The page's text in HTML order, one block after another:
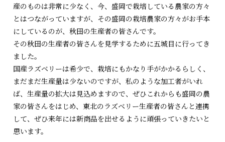
産のものは非常に少なく、今、盛岡で栽培している農家の方々
とはつながっていますが、その盛岡の栽培農家の方々がお手本
にしているのが、秋田の生産者の皆さんです。
その秋田の生産者の皆さんを見学するために五城目に行ってき
ました。
国産ラズベリーは希少で、栽培にもかなり手がかかるらしく、
まだまだ生産量は少ないのですが、私のような加工者がいれ
ば、生産量の拡大は見込めますので、ぜひこれからも盛岡の農
家の皆さんをはじめ、東北のラズベリー生産者の皆さんと連携
して、ぜひ来年には新商品を出せるように頑張っていきたいと
思います。